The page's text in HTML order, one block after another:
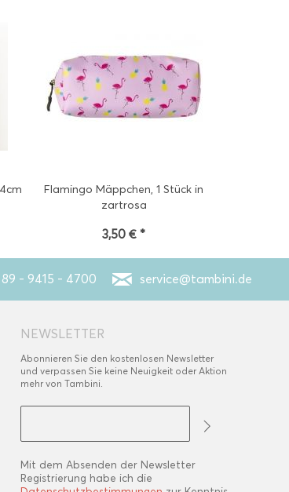
Flamingo Mäppchen, 1 Stück in
zartrosa
3,50 € *
- 9415 - 4700 service@tambini.de
NEWSLETTER
Abonnieren Sie den kostenlosen Newsletter
und verpassen Sie keine Neuigkeit oder Aktion
mehr von Tambini.
Mit dem Absenden der Newsletter
Registrierung habe ich die